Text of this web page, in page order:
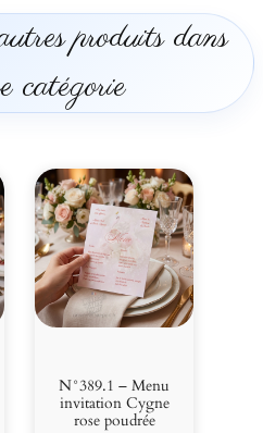
produits dans
catégorie
N°389.1 – Menu
invitation Cygne
rose poudrée